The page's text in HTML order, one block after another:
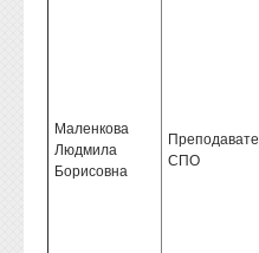
Маленкова
Людмила
Борисовна
СПО